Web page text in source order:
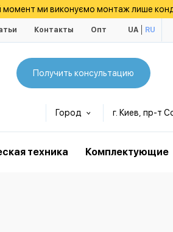
ми виконуємо монтаж лише
Контакты Опт UA RU
Получить консультацию
Город г. Киев, пр-т
техника Комплектующие